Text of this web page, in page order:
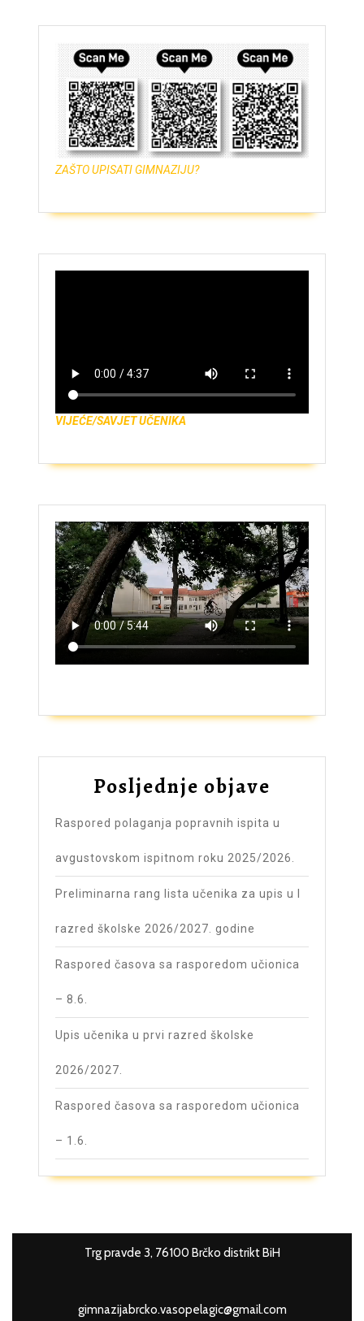
ZAŠTO UPISATI GIMNAZIJU?
VIJEĆE/SAVJET UČENIKA
Posljednje objave
Raspored polaganja popravnih ispita u
avgustovskom ispitnom roku 2025/2026.
Preliminarna rang lista učenika za upis u I
razred školske 2026/2027. godine
Raspored časova sa rasporedom učionica
– 8.6.
Upis učenika u prvi razred školske
2026/2027.
Raspored časova sa rasporedom učionica
– 1.6.
Trg pravde 3, 76100 Brčko distrikt BiH
gimnazijabrcko.vasopelagic@gmail.com